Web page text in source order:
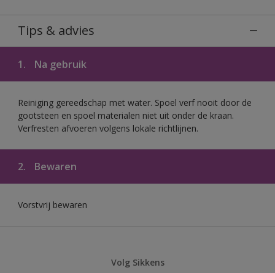
Tips & advies
1. Na gebruik
Reiniging gereedschap met water. Spoel verf nooit door de
gootsteen en spoel materialen niet uit onder de kraan.
Verfresten afvoeren volgens lokale richtlijnen.
2. Bewaren
Vorstvrij bewaren
Volg Sikkens